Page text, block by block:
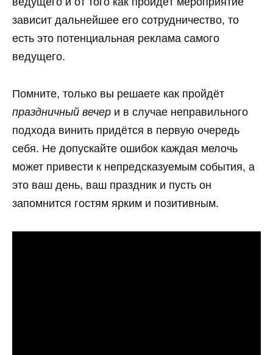
зависит дальнейшее его сотрудничество, то
есть это потенциальная реклама самого
ведущего.
Помните, только вы решаете как пройдёт
праздничный вечер и в случае неправильного
подхода винить придётся в первую очередь
себя. Не допускайте ошибок каждая мелочь
может привести к непредсказуемым события, а
это ваш день, ваш праздник и пусть он
запомнится гостям ярким и позитивным.